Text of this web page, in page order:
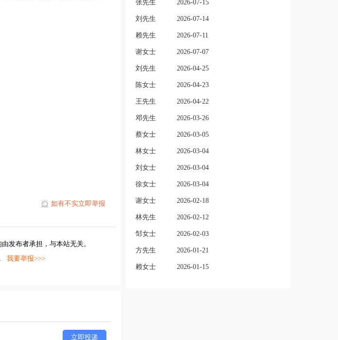
如有不实立即举报
发布者承担，与本站无关。
我要举报>>>
立即投递
张先生 2026-07-15
刘先生 2026-07-14
赖先生 2026-07-11
谢女士 2026-07-07
刘先生 2026-04-25
陈女士 2026-04-23
王先生 2026-04-22
邓先生 2026-03-26
蔡女士 2026-03-05
林女士 2026-03-04
刘女士 2026-03-04
徐女士 2026-03-04
谢女士 2026-02-18
林先生 2026-02-12
邹女士 2026-02-03
方先生 2026-01-21
赖女士 2026-01-15